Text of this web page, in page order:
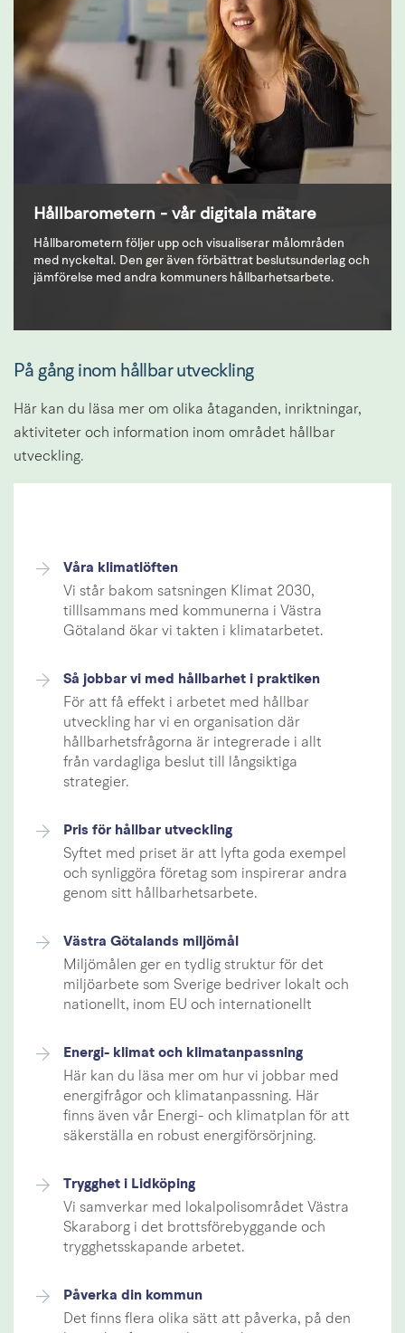
Hållbarometern - vår digitala mätare
Hållbarometern följer upp och visualiserar målområden
med nyckeltal. Den ger även förbättrat beslutsunderlag och
jämförelse med andra kommuners hållbarhetsarbete.
På gång inom hållbar utveckling
Här kan du läsa mer om olika åtaganden, inriktningar,
aktiviteter och information inom området hållbar
utveckling.
Våra klimatlöften
Vi står bakom satsningen Klimat 2030,
tilllsammans med kommunerna i Västra
Götaland ökar vi takten i klimatarbetet.
Så jobbar vi med hållbarhet i praktiken
För att få effekt i arbetet med hållbar
utveckling har vi en organisation där
hållbarhetsfrågorna är integrerade i allt
från vardagliga beslut till långsiktiga
strategier.
Pris för hållbar utveckling
Syftet med priset är att lyfta goda exempel
och synliggöra företag som inspirerar andra
genom sitt hållbarhetsarbete.
Västra Götalands miljömål
Miljömålen ger en tydlig struktur för det
miljöarbete som Sverige bedriver lokalt och
nationellt, inom EU och internationellt
Energi- klimat och klimatanpassning
Här kan du läsa mer om hur vi jobbar med
energifrågor och klimatanpassning. Här
finns även vår Energi- och klimatplan för att
säkerställa en robust energiförsörjning.
Trygghet i Lidköping
Vi samverkar med lokalpolisområdet Västra
Skaraborg i det brottsförebyggande och
trygghetsskapande arbetet.
Påverka din kommun
Det finns flera olika sätt att påverka, på den